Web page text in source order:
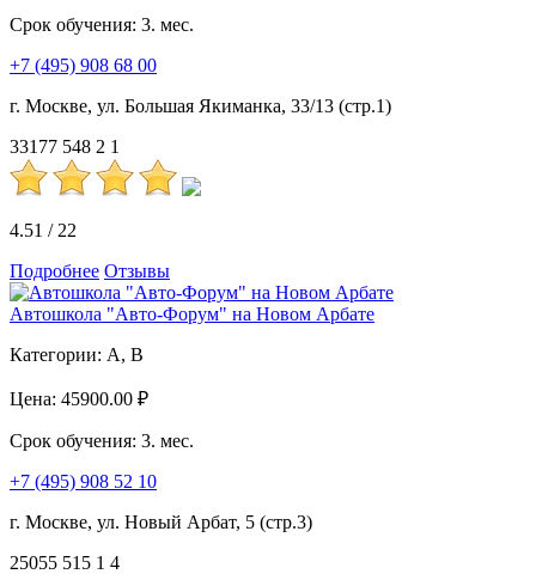
Срок обучения: 3. мес.
+7 (495) 908 68 00
г. Москве, ул. Большая Якиманка, 33/13 (стр.1)
33177 548 2 1
4.51 / 22
Подробнее Отзывы
Автошкола "Авто-Форум" на Новом Арбате
Категории: A, B
Цена: 45900.00 ₽
Срок обучения: 3. мес.
+7 (495) 908 52 10
г. Москве, ул. Новый Арбат, 5 (стр.3)
25055 515 1 4